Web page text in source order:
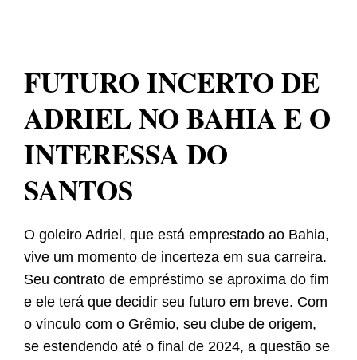
FUTURO INCERTO DE
ADRIEL NO BAHIA E O
INTERESSA DO
SANTOS
O goleiro Adriel, que está emprestado ao Bahia,
vive um momento de incerteza em sua carreira.
Seu contrato de empréstimo se aproxima do fim
e ele terá que decidir seu futuro em breve. Com
o vínculo com o Grêmio, seu clube de origem,
se estendendo até o final de 2024, a questão se